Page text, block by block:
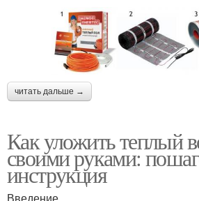
читать дальше →
Как уложить теплый
своими руками:
инструкция
Введение